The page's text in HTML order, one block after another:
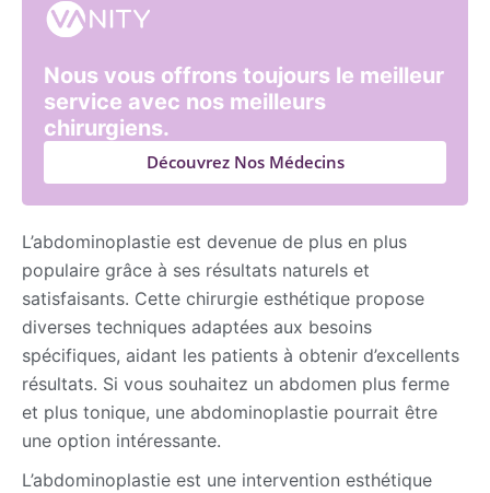
L’abdominoplastie est devenue de plus en plus
populaire grâce à ses résultats naturels et
satisfaisants. Cette chirurgie esthétique propose
diverses techniques adaptées aux besoins
spécifiques, aidant les patients à obtenir d’excellents
résultats. Si vous souhaitez un abdomen plus ferme
et plus tonique, une abdominoplastie pourrait être
une option intéressante.
L’abdominoplastie est une intervention esthétique
Nous vous offrons toujours le meilleur
service avec nos meilleurs
chirurgiens.
Découvrez Nos Médecins